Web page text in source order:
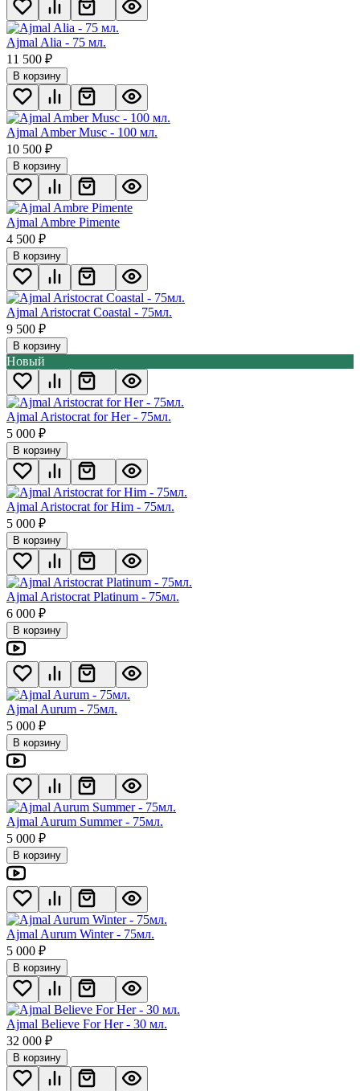
Ajmal Alia - 75 мл.
11 500 ₽
В корзину
Ajmal Amber Musc - 100 мл.
10 500 ₽
В корзину
Ajmal Ambre Pimente
4 500 ₽
В корзину
Ajmal Aristocrat Coastal - 75мл.
9 500 ₽
В корзину
Новый
Ajmal Aristocrat for Her - 75мл.
5 000 ₽
В корзину
Ajmal Aristocrat for Him - 75мл.
5 000 ₽
В корзину
Ajmal Aristocrat Platinum - 75мл.
6 000 ₽
В корзину
Ajmal Aurum - 75мл.
5 000 ₽
В корзину
Ajmal Aurum Summer - 75мл.
5 000 ₽
В корзину
Ajmal Aurum Winter - 75мл.
5 000 ₽
В корзину
Ajmal Believe For Her - 30 мл.
32 000 ₽
В корзину